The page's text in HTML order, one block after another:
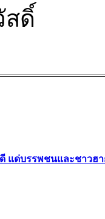
ดิ์
แด่บรรพชนและชาวฮ